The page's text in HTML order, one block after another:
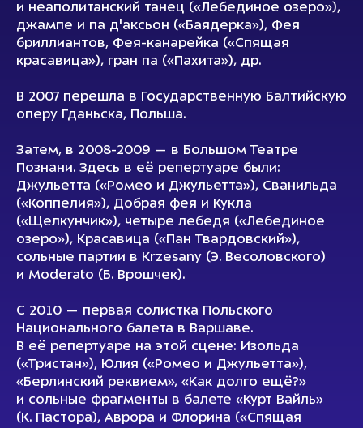
и неаполитанский танец («Лебединое озеро»),
джампе и па д'аксьон («Баядерка»), Фея
бриллиантов, Фея-канарейка («Спящая
красавица»), гран па («Пахита»), др.
В 2007 перешла в Государственную Балтийскую
оперу Гданьска, Польша.
Затем, в 2008-2009 — в Большом Театре
Познани. Здесь в её репертуаре были:
Джульетта («Ромео и Джульетта»), Сванильда
(«Коппелия»), Добрая фея и Кукла
(«Щелкунчик»), четыре лебедя («Лебединое
озеро»), Красавица («Пан Твардовский»),
сольные партии в Krzesany (Э. Весоловского)
и Moderato (Б. Врошчек).
С 2010 — первая солистка Польского
Национального балета в Варшаве.
В её репертуаре на этой сцене: Изольда
(«Тристан»), Юлия («Ромео и Джульеттa»),
«Берлинский реквием», «Как долго ещё?»
и сольные фрагменты в балете «Курт Вайль»
(К. Пастора), Аврора и Флорина («Спящая